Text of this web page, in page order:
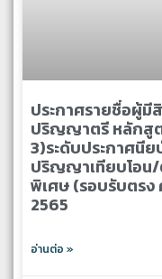
ประกาศรายชื่อผู้
ปริญญาตรี หลักสูต
3)ระดับประกาศนี
ปริญญาเทียบโอน
พิเศษ (รอบรับตรง
2565
อ่านต่อ »